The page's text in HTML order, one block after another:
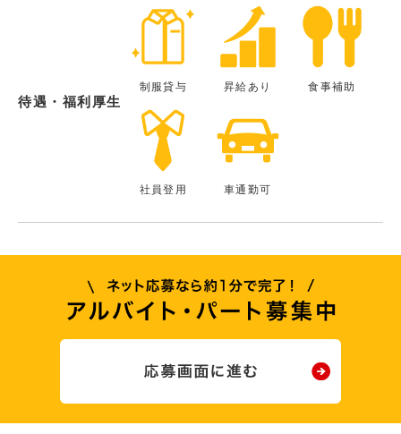
待遇・福利厚生
制服貸与 昇給あり 食事補助
社員登用 車通勤可